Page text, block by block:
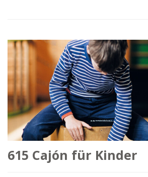
615 Cajón für Kinder